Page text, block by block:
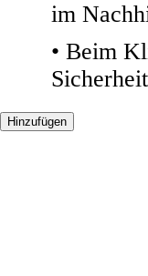
im
• Beim